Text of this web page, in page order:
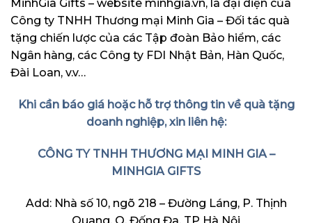
MinhGia Gifts – website minhgia.vn, là đại diện của
Công ty TNHH Thương mại Minh Gia – Đối tác quà
tặng chiến lược của các Tập đoàn Bảo hiểm, các
Ngân hàng, các Công ty FDI Nhật Bản, Hàn Quốc,
Đài Loan, v.v…
Khi cần báo giá hoặc hỗ trợ thông tin về quà tặng
doanh nghiệp, xin liên hệ:
CÔNG TY TNHH THƯƠNG MẠI MINH GIA –
MINHGIA GIFTS
Add: Nhà số 10, ngõ 218 – Đường Láng, P. Thịnh
Quang, Q. Đống Đa, TP Hà Nội